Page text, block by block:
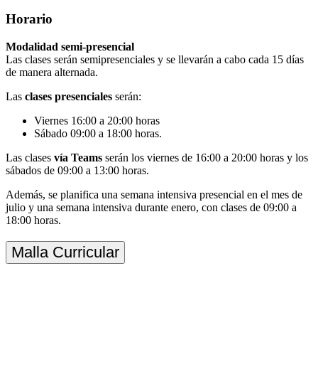
Horario
Modalidad semi-presencial
Las clases serán semipresenciales y se llevarán a cabo cada 15 días
de manera alternada.
Las clases presenciales serán:
Viernes 16:00 a 20:00 horas
Sábado 09:00 a 18:00 horas.
Las clases vía Teams serán los viernes de 16:00 a 20:00 horas y los
sábados de 09:00 a 13:00 horas.
Además, se planifica una semana intensiva presencial en el mes de
julio y una semana intensiva durante enero, con clases de 09:00 a
18:00 horas.
Malla Curricular